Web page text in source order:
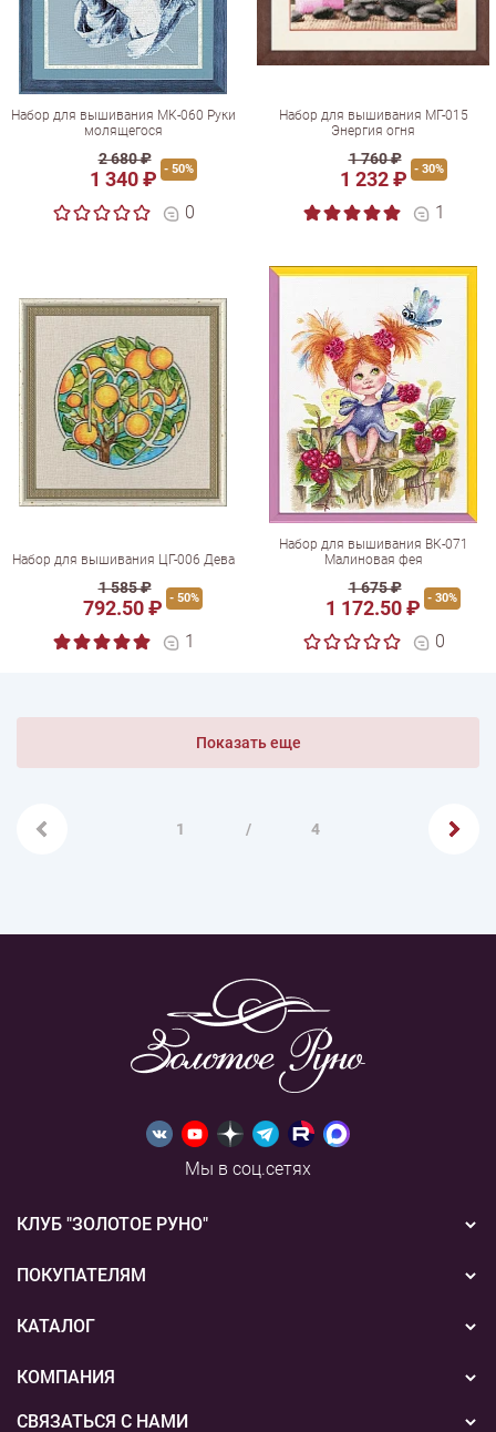
Набор для вышивания МК-060 Руки
молящегося
2 680 ₽
1 340 ₽ - 50%
0
Набор для вышивания МГ-015
Энергия огня
1 760 ₽
1 232 ₽ - 30%
1
Набор для вышивания ЦГ-006 Дева
1 585 ₽
792.50 ₽ - 50%
1
Набор для вышивания ВК-071
Малиновая фея
1 675 ₽
1 172.50 ₽ - 30%
0
Показать еще
1 / 4
Мы в соц.сетях
КЛУБ "ЗОЛОТОЕ РУНО"
Новости
Акции
ПОКУПАТЕЛЯМ
Бонусная система
Подарочные сертификаты
Способы оплаты
КАТАЛОГ
Вышивка
Пряжа
КОМПАНИЯ
О нас
СВЯЗАТЬСЯ С НАМИ